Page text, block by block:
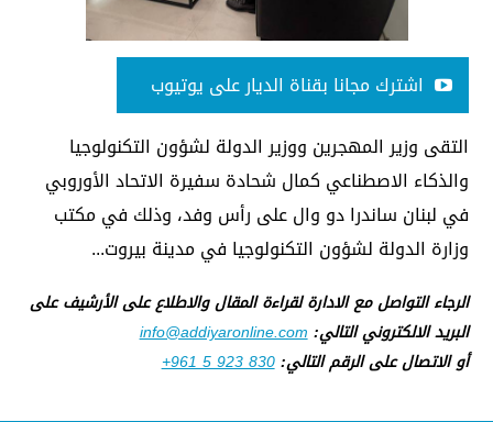
اشترك مجانا بقناة الديار على يوتيوب
التقى وزير المهجرين ووزير الدولة لشؤون التكنولوجيا
والذكاء الاصطناعي كمال شحادة سفيرة الاتحاد الأوروبي
في لبنان ساندرا دو وال على رأس وفد، وذلك في مكتب
وزارة الدولة لشؤون التكنولوجيا في مدينة بيروت...
الرجاء التواصل مع الادارة لقراءة المقال والاطلاع على الأرشيف على
البريد الالكتروني التالي:info@addiyaronline.com
أو الاتصال على الرقم التالي:+961 5 923 830